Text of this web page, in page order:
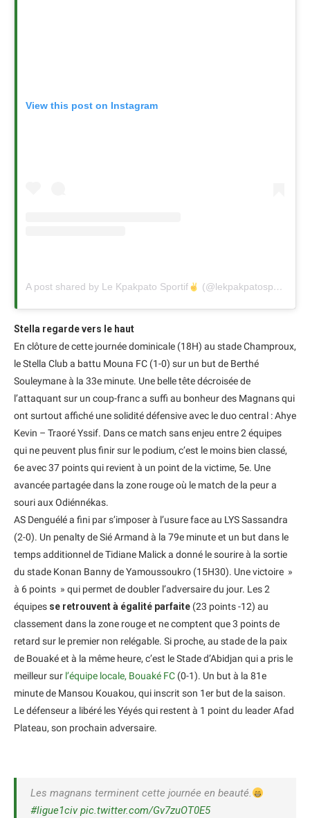
View this post on Instagram
A post shared by Le Kpakpato Sportif (@lekpakpatosportif)
Stella regarde vers le haut
En clôture de cette journée dominicale (18H) au stade Champroux,
le Stella Club a battu Mouna FC (1-0) sur un but de Berthé
Souleymane à la 33e minute. Une belle tête décroisée de
l’attaquant sur un coup-franc a suffi au bonheur des Magnans qui
ont surtout affiché une solidité défensive avec le duo central : Ahye
Kevin – Traoré Yssif. Dans ce match sans enjeu entre 2 équipes
qui ne peuvent plus finir sur le podium, c’est le moins bien classé,
6e avec 37 points qui revient à un point de la victime, 5e. Une
avancée partagée dans la zone rouge où le match de la peur a
souri aux Odiénnékas.
AS Denguélé a fini par s’imposer à l’usure face au LYS Sassandra
(2-0). Un penalty de Sié Armand à la 79e minute et un but dans le
temps additionnel de Tidiane Malick a donné le sourire à la sortie
du stade Konan Banny de Yamoussoukro (15H30). Une victoire »
à 6 points » qui permet de doubler l’adversaire du jour. Les 2
équipes se retrouvent à égalité parfaite (23 points -12) au
classement dans la zone rouge et ne comptent que 3 points de
retard sur le premier non relégable. Si proche, au stade de la paix
de Bouaké et à la même heure, c’est le Stade d’Abidjan qui a pris le
meilleur sur l’équipe locale, Bouaké FC (0-1). Un but à la 81e
minute de Mansou Kouakou, qui inscrit son 1er but de la saison.
Le défenseur a libéré les Yéyés qui restent à 1 point du leader Afad
Plateau, son prochain adversaire.
Les magnans terminent cette journée en beauté.
#ligue1civ pic.twitter.com/Gv7zuOT0E5